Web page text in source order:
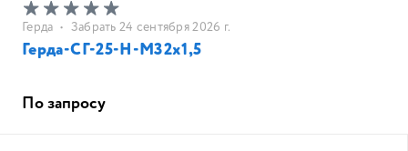
Герда • Забрать 24 сентября 2026 г.
Герда-СГ-25-Н-М32х1,5
По запросу